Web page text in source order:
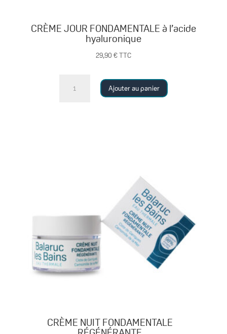
CRÈME JOUR FONDAMENTALE à l’acide
hyaluronique
29,90 €TTC
Ajouter au panier
CRÈME NUIT FONDAMENTALE